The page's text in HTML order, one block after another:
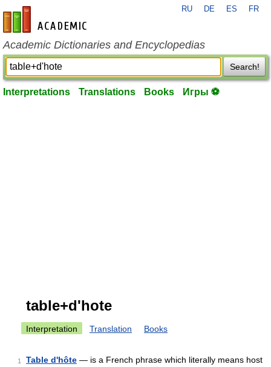
en-academic.com
RU DE ES FR
Academic Dictionaries and Encyclopedias
Search!
Interpretations Translations Books Игры ⚽
table+d'hote
Interpretation Translation Books
1 Table d'hôte — is a French phrase which literally means host